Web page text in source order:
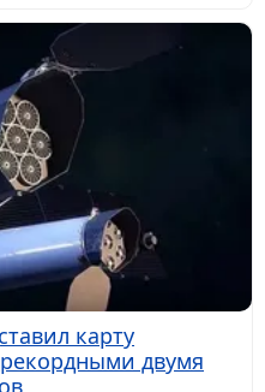
карту
рекордными двумя